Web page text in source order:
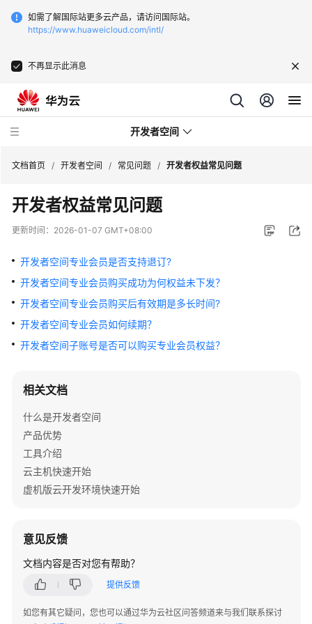
如需了解国际站更多云产品，请访问国际站。
https://www.huaweicloud.com/intl/
不再显示此消息
开发者空间
开
发
南
常
见
问
题
常
见
题
开
发
常
问
题
云
文档首页 / 开发者空间 / 常见问题 / 开发者权益常见问题
开发者权益常见问题
更新时间： 2026-01-07 GMT+08:00
开发者空间专业会员是否支持退订?
开发者空间专业会员购买成功为何权益未下发？
开发者空间专业会员购买后有效期是多长时间?
开发者空间专业会员如何续期？
开发者空间子账号是否可以购买专业会员权益？
相关文档
什么是开发者空间
产品优势
工具介绍
云主机快速开始
虚机版云开发环境快速开始
意见反馈
文档内容是否对您有帮助？
提供反馈
如您有其它疑问，您也可以通过华为云社区问答频道来与我们联系探讨